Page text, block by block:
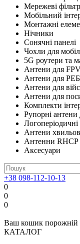
Мережеві
Мобільний
Монтажні
Нічники
Сонячні панелі
Чохли для
5G роутери та
Антени для
Антени для РЕБ
Антени для
Антени для
Комплекти
Рупорні антени
Антени
Антенни RHCP
Аксесуари
+38 098-112-10-13
0
0
0
Ваш кошик порожній
КАТАЛОГ